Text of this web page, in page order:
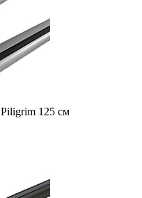
125 см